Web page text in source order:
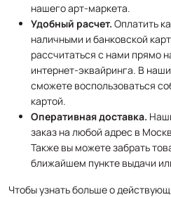
нашего арт-маркета.
Удобный расчет. Оплатить
наличными и банковской
рассчитаться с нами прямо
интернет-эквайринга. В
сможете воспользоваться
картой.
Оперативная доставка.
заказ на любой адрес в
Также вы можете забрать
ближайшем пункте выдачи
Чтобы узнать больше о